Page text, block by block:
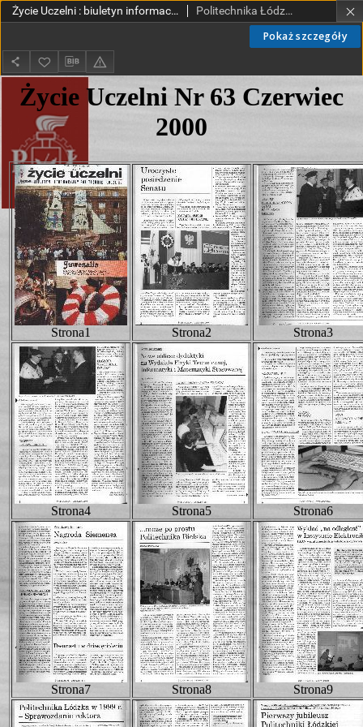
Pokaż szczegóły
Życie Uczelni : biuletyn informacyjny Politechniki Łódzkiej nr 63 (2000) [HTML] Politechnika Łódzka.